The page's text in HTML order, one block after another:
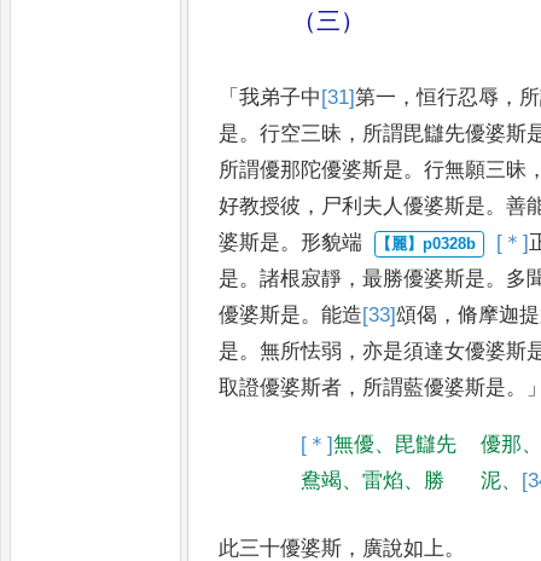
（三）
「我弟子中[31]第一 ，恒行忍辱 ，
是。行空三昧 ， 所謂毘讎先優婆斯
所謂優那陀優婆斯是。行無願三昧
好教授彼 ， 尸利夫人優婆斯是。善
婆斯是。 形貌端 [＊]
是。諸根寂靜 ，最勝優婆斯是。 多
優婆斯是。能造[33]頌偈 ，脩摩迦
是。無所怯弱 ，亦是須達女優婆斯
取證優婆斯者 ， 所謂藍優婆斯是。
[＊]無優、 毘讎先 優那
鴦竭、雷焰、 勝 泥、
此三十優婆斯 ， 廣說如上 。